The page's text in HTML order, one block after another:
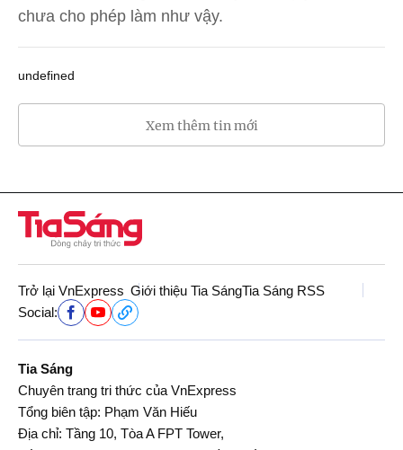
chưa cho phép làm như vậy.
undefined
Xem thêm tin mới
Trở lại VnExpress Giới thiệu Tia SángTia Sáng RSS
Social:
Tia Sáng
Chuyên trang tri thức của VnExpress
Tổng biên tập: Phạm Văn Hiếu
Địa chỉ: Tầng 10, Tòa A FPT Tower,